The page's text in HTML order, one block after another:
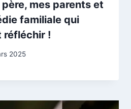
mes parents et
familiale qui
!
2025